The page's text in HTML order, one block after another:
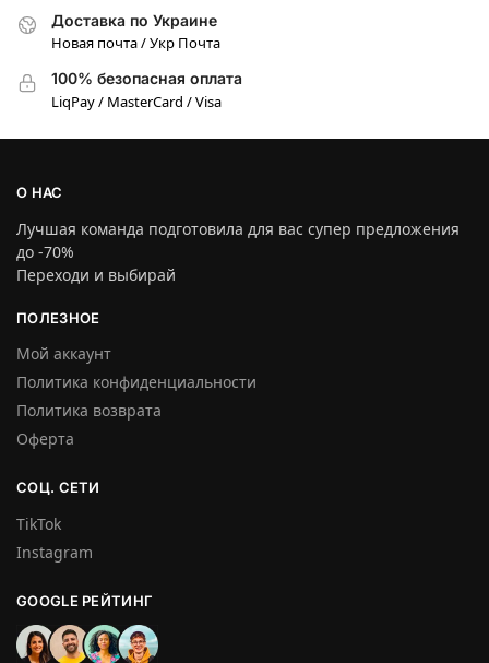
Доставка по Украине
Новая почта / Укр Почта
100% безопасная оплата
LiqPay / MasterCard / Visa
О НАС
Лучшая команда подготовила для вас супер предложения
до -70%
Переходи и выбирай
ПОЛЕЗНОЕ
Мой аккаунт
Политика конфиденциальности
Политика возврата
Оферта
СОЦ. СЕТИ
TikTok
Instagram
GOOGLE РЕЙТИНГ